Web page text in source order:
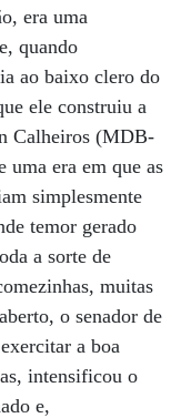
era uma
quando
ao baixo clero do
ele construiu a
Calheiros (MDB-
uma era em que as
simplesmente
temor gerado
a sorte de
muitas
o senador de
a boa
intensificou o
e,